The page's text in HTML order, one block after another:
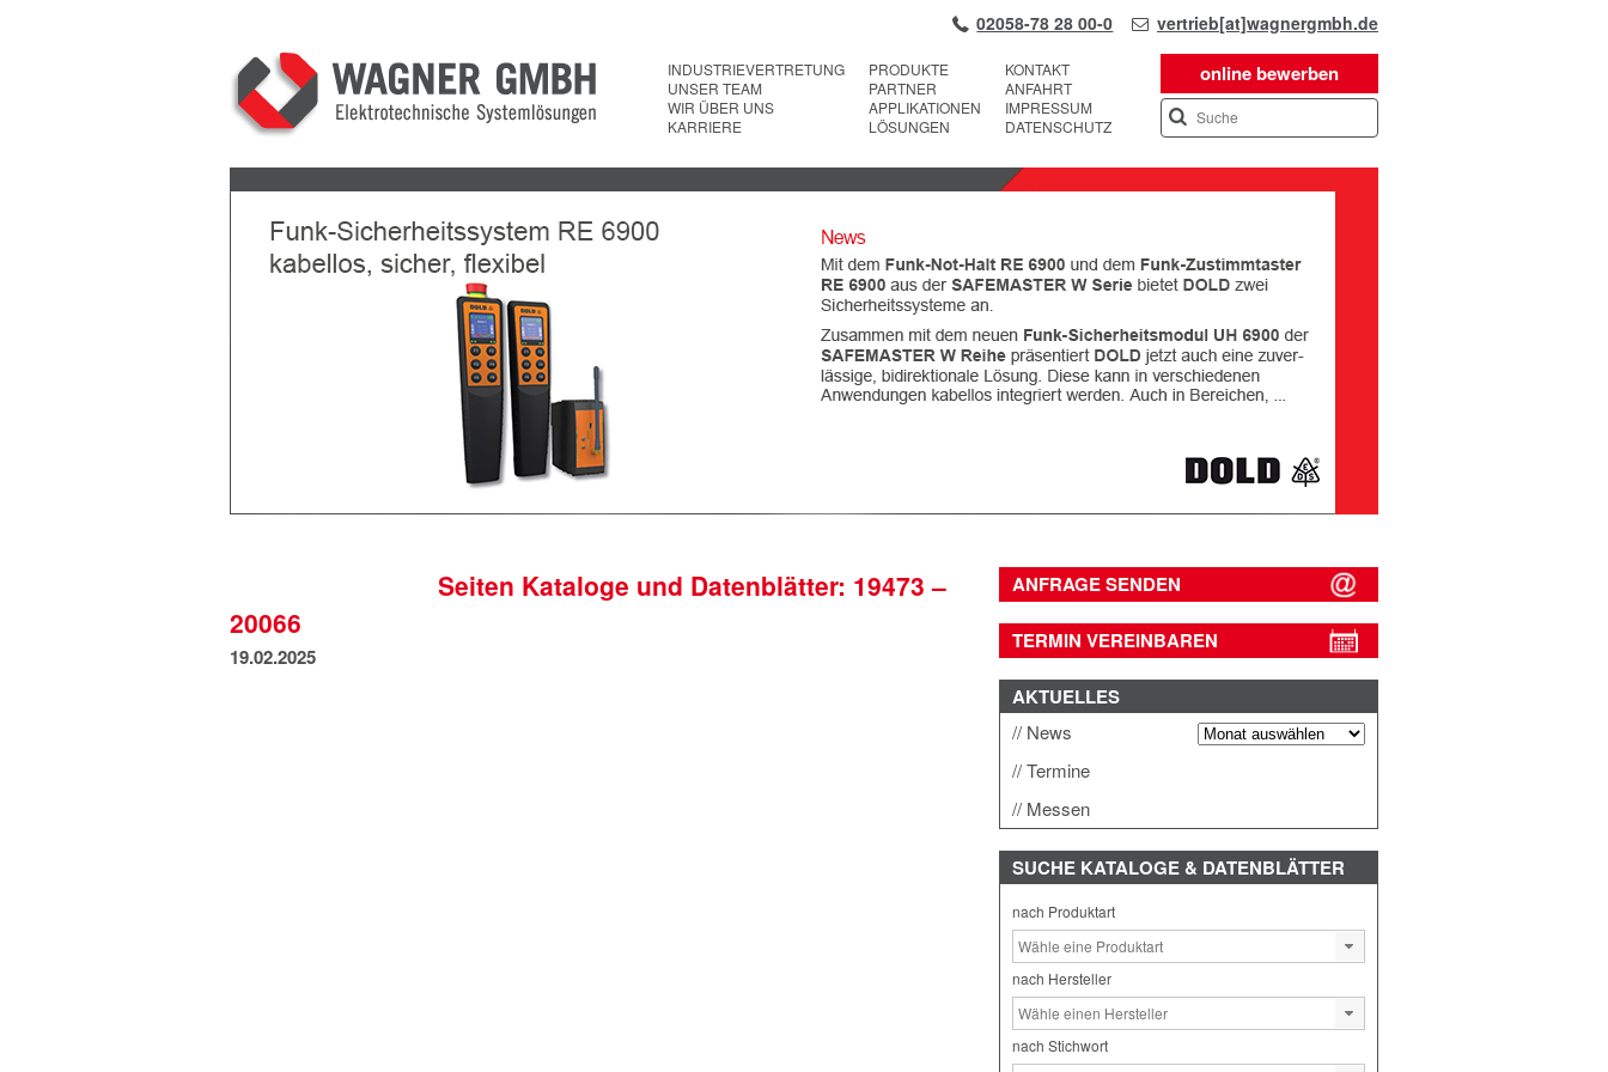
02058-78 28 00-0 vertrieb[at]wagnergmbh.de
online bewerben
INDUSTRIEVERTRETUNG
UNSER TEAM
WIR ÜBER UNS
KARRIERE
PRODUKTE
PARTNER
APPLIKATIONEN
LÖSUNGEN
KONTAKT
ANFAHRT
IMPRESSUM
DATENSCHUTZ
Next
Seiten Kataloge und Datenblätter: 19473 –
20066
19.02.2025
ANFRAGE SENDEN
TERMIN VEREINBAREN
AKTUELLES
News
Termine
Messen
SUCHE KATALOGE & DATENBLÄTTER
nach Produktart
nach Hersteller
nach Stichwort